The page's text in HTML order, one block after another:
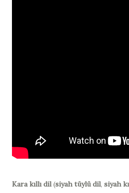
Kara kıllı dil(siyah tüylü dil, siyah